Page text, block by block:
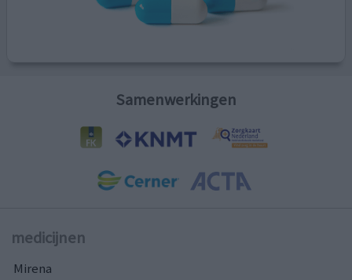
Samenwerkingen
medicijnen
Mirena